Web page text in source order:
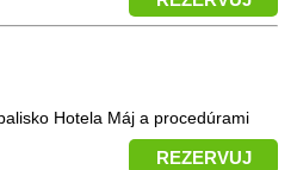
Hotela Máj a procedúrami
REZERVUJ